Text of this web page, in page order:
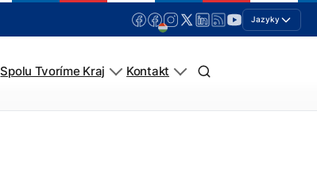
Jazyky
Spolu Tvoríme Kraj Kontakt